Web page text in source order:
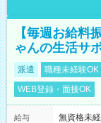
【毎週お給料
ゃんの生活サ
派遣 職種未経験OK
WEB登録・面接OK
給与
無資格未